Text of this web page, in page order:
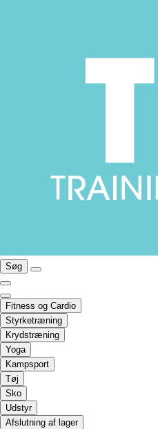
Søg
Fitness og Cardio
Styrketræning
Krydstræning
Yoga
Kampsport
Tøj
Sko
Udstyr
Afslutning af lager